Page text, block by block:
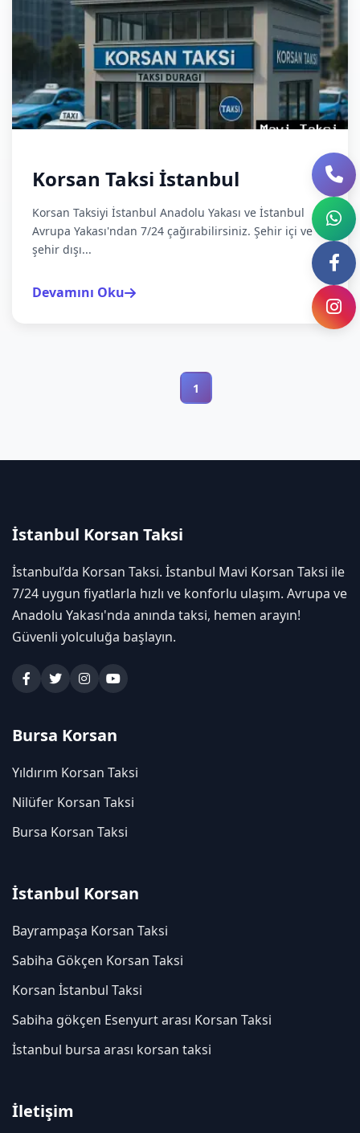
Korsan Taksi İstanbul
Korsan Taksiyi İstanbul Anadolu Yakası ve İstanbul
Avrupa Yakası'ndan 7/24 çağırabilirsiniz. Şehir içi ve
şehir dışı...
Devamını Oku
1
İstanbul Korsan Taksi
İstanbul’da Korsan Taksi. İstanbul Mavi Korsan Taksi ile
7/24 uygun fiyatlarla hızlı ve konforlu ulaşım. Avrupa ve
Anadolu Yakası'nda anında taksi, hemen arayın!
Güvenli yolculuğa başlayın.
Bursa Korsan
Yıldırım Korsan Taksi
Nilüfer Korsan Taksi
Bursa Korsan Taksi
İstanbul Korsan
Bayrampaşa Korsan Taksi
Sabiha Gökçen Korsan Taksi
Korsan İstanbul Taksi
Sabiha gökçen Esenyurt arası Korsan Taksi
İstanbul bursa arası korsan taksi
İletişim